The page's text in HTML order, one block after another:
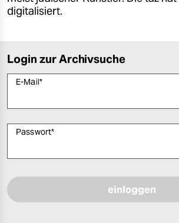
digitalisiert.
Login zur Archivsuche
E-Mail*
Passwort*